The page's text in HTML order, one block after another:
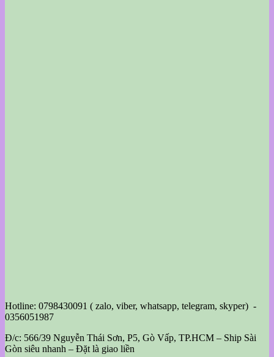
Hotline: 0798430091 ( zalo, viber, whatsapp, telegram, skyper) -
0356051987
Đ/c: 566/39 Nguyễn Thái Sơn, P5, Gò Vấp, TP.HCM – Ship Sài
Gòn siêu nhanh – Đặt là giao liền